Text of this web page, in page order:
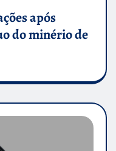
após
do minério de